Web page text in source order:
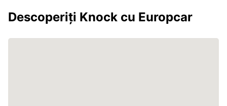
Descoperiți Knock cu Europcar